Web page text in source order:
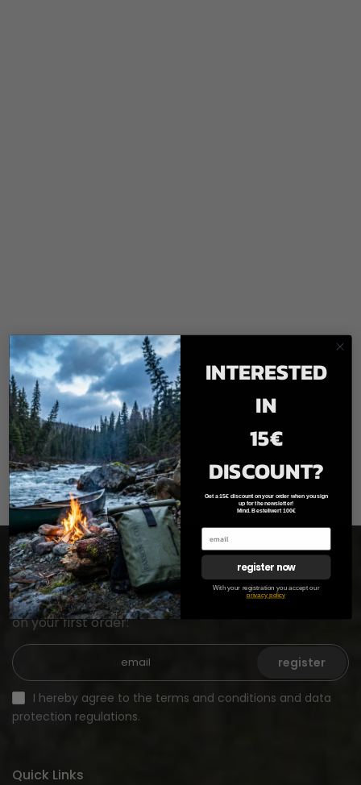
Newsletter registration
Sign up for our newsletter and receive a €15 discount
on your first order:
register
I hereby agree to the terms and conditions and data
protection regulations.
Quick Links
INTERESTED
IN
15€
DISCOUNT?
Get a 15€ discount on your order when you sign
up for the newsletter!
Mind. Bestellwert 100€
register now
With your registration you accept our
privacy policy